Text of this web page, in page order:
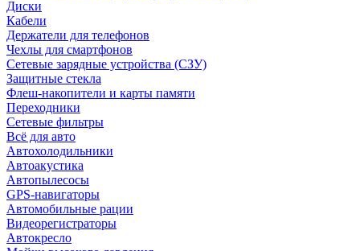
Диски
Кабели
Держатели для телефонов
Чехлы для смартфонов
Сетевые зарядные устройства (СЗУ)
Защитные стекла
Флеш-накопители и карты памяти
Переходники
Сетевые фильтры
Всё для авто
Автохолодильники
Автоакустика
Автопылесосы
GPS-навигаторы
Автомобильные рации
Видеорегистраторы
Автокресло